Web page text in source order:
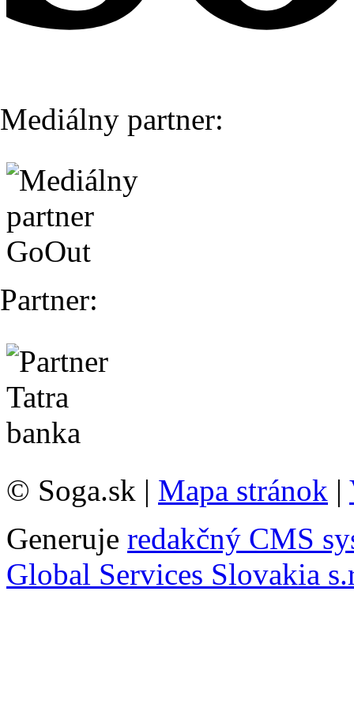
Mediálny partner:
Partner:
© Soga.sk | Mapa stránok |
Generuje redakčný CMS
Global Services Slovakia